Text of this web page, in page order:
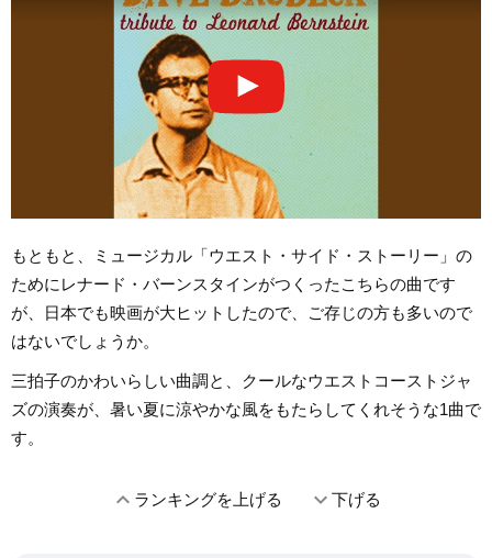
もともと、ミュージカル「ウエスト・サイド・ストーリー」の
ためにレナード・バーンスタインがつくったこちらの曲です
が、日本でも映画が大ヒットしたので、ご存じの方も多いので
はないでしょうか。
三拍子のかわいらしい曲調と、クールなウエストコーストジャ
ズの演奏が、暑い夏に涼やかな風をもたらしてくれそうな1曲で
す。
expand_lessランキングを上げる expand_more下げる